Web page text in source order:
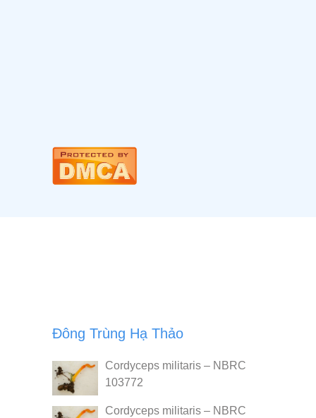
Đông Trùng Hạ Thảo
Cordyceps militaris – NBRC
103772
Cordyceps militaris – NBRC